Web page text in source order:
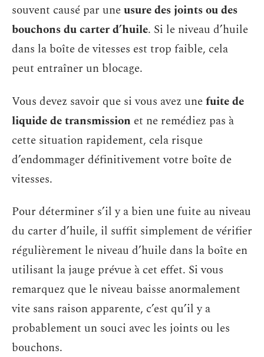
souvent causé par uneusure des joints ou des
bouchons du carter d’huile. Si le niveau d’huile
dans la boîte de vitesses est trop faible, cela
peut entraîner un blocage.
Vous devez savoir que si vous avez unefuite de
liquide de transmission et ne remédiez pas à
cette situation rapidement, cela risque
d’endommager définitivement votre boîte de
vitesses.
Pour déterminer s’il y a bien une fuite au niveau
du carter d’huile, il suffit simplement de vérifier
régulièrement le niveau d’huile dans la boîte en
utilisant la jauge prévue à cet effet. Si vous
remarquez que le niveau baisse anormalement
vite sans raison apparente, c’est qu’il y a
probablement un souci avec les joints ou les
bouchons.